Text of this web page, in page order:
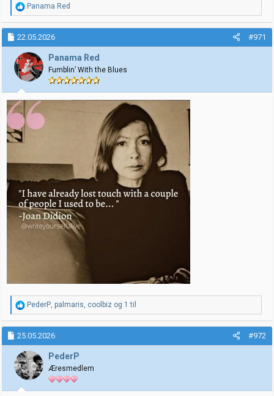
R
e
a
k
j
o
n
e
r
:
Panama Red
22.05.2026 #971
Panama Red
Fumblin’ With the Blues
R
e
a
k
j
o
n
e
r
PederP palmaris coolbiz og 1 til
25.05.2026 #972
PederP
Æresmedlem